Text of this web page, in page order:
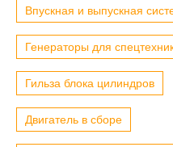
Впускная и выпускная
Генераторы для
Гильза блока цилиндров
Двигатель в сборе